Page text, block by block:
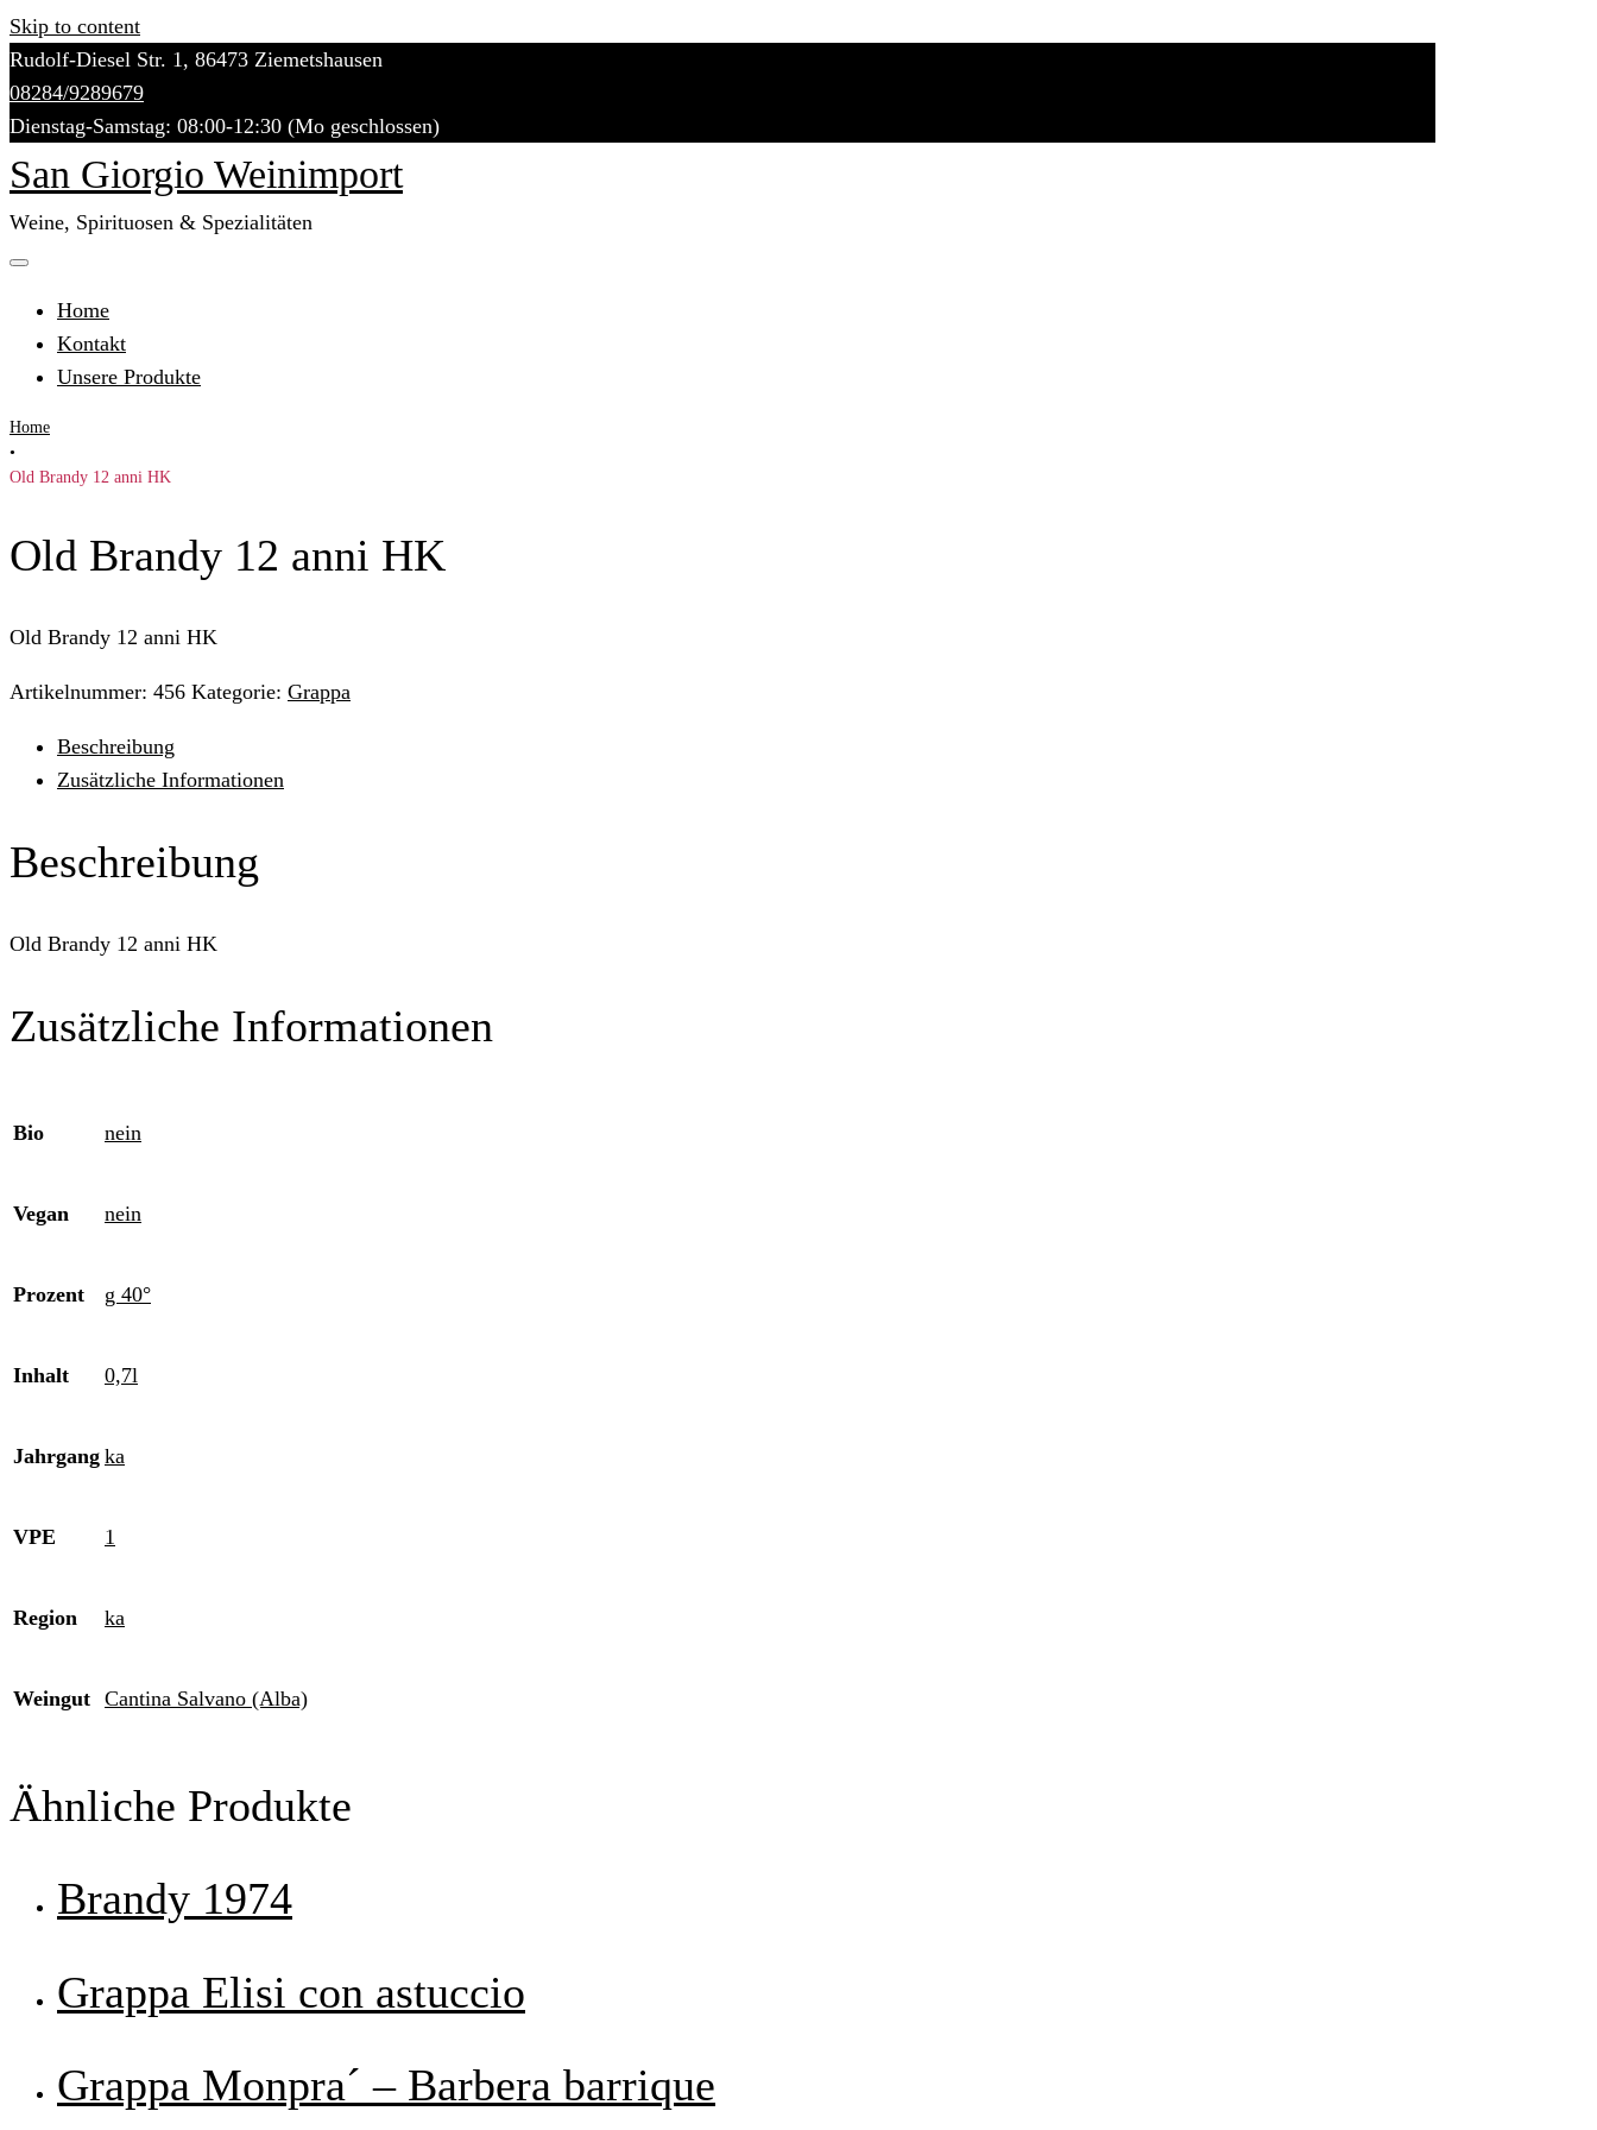
Skip to content
Rudolf-Diesel Str. 1, 86473 Ziemetshausen
08284/9289679
Dienstag-Samstag: 08:00-12:30 (Mo geschlossen)
San Giorgio Weinimport
Weine, Spirituosen & Spezialitäten
Home
Kontakt
Unsere Produkte
Home
•
Old Brandy 12 anni HK
Old Brandy 12 anni HK
Old Brandy 12 anni HK
Artikelnummer: 456 Kategorie: Grappa
Beschreibung
Zusätzliche Informationen
Beschreibung
Old Brandy 12 anni HK
Zusätzliche Informationen
Bio nein
Vegan nein
Prozent g 40°
Inhalt 0,7l
Jahrgang ka
VPE 1
Region ka
Weingut Cantina Salvano (Alba)
Ähnliche Produkte
Brandy 1974
Grappa Elisi con astuccio
Grappa Monpra´ – Barbera barrique